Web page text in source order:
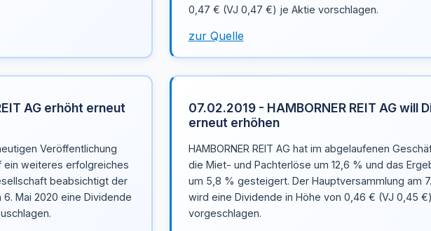
0,47 € (VJ 0,47 €) je Aktie vorschlagen.
zur Quelle
AG erhöht erneut
Veröffentlichung
ein weiteres erfolgreiches
beabsichtigt der
Mai 2020 eine Dividende
07.02.2019 - HAMBORNER REIT AG will
erneut erhöhen
HAMBORNER REIT AG hat im abgelaufenen
die Miet- und Pachterlöse um 12,6 % und das
um 5,8 % gesteigert. Der Hauptversammlung am
wird eine Dividende in Höhe von 0,46 € (VJ 0,45
vorgeschlagen.